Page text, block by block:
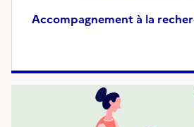
Accompagnement à la